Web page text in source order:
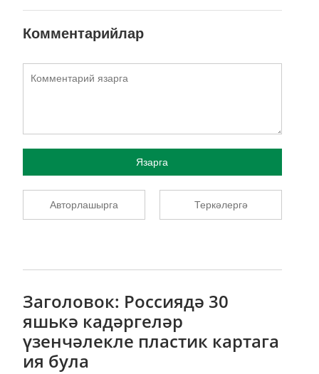
Комментарийлар
Язарга
Авторлашырга Теркәлергә
Заголовок: Россиядә 30
яшькә кадәргеләр
үзенчәлекле пластик картага
ия була